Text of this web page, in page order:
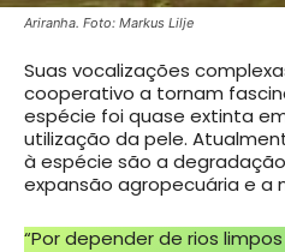
Ariranha. Foto: Markus Lilje
Suas vocalizações
cooperativo a tornam
espécie foi quase extinta
utilização da pele.
à espécie são a
expansão agropecuária e a
“Por depender de rios